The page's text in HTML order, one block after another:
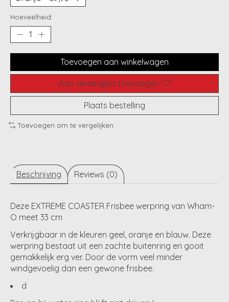
Hoeveelheid:
Toevoegen aan winkelwagen
Aan verlanglijst toevoegen
Plaats bestelling
Toevoegen om te vergelijken
Beschrijving Reviews (0)
Deze EXTREME COASTER Frisbee werpring van Wham-
O meet 33 cm
Verkrijgbaar in de kleuren geel, oranje en blauw. Deze
werpring bestaat uit een zachte buitenring en gooit
gemakkelijk erg ver. Door de vorm veel minder
windgevoelig dan een gewone frisbee.
d